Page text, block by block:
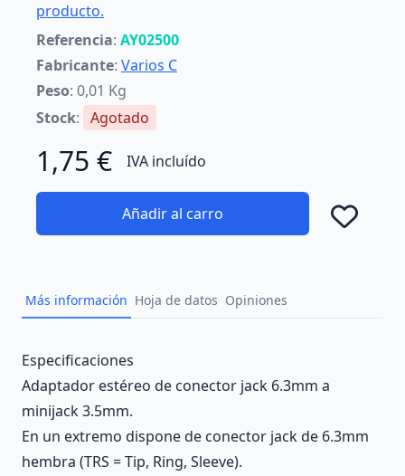
producto.
Referencia: AY02500
Fabricante: Varios C
Peso: 0,01 Kg
Stock: Agotado
1,75 € IVA incluído
Añadir al carro
Más información Hoja de datos Opiniones
Description
Especificaciones
Adaptador estéreo de conector jack 6.3mm a
minijack 3.5mm.
En un extremo dispone de conector jack de 6.3mm
hembra (TRS = Tip, Ring, Sleeve).